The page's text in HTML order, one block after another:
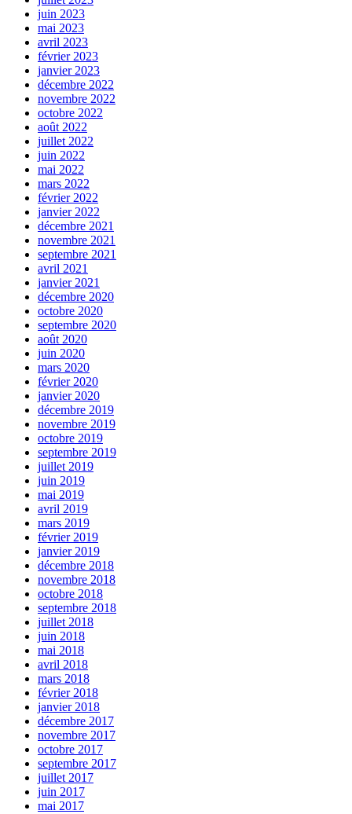
juin 2023
mai 2023
avril 2023
février 2023
janvier 2023
décembre 2022
novembre 2022
octobre 2022
août 2022
juillet 2022
juin 2022
mai 2022
mars 2022
février 2022
janvier 2022
décembre 2021
novembre 2021
septembre 2021
avril 2021
janvier 2021
décembre 2020
octobre 2020
septembre 2020
août 2020
juin 2020
mars 2020
février 2020
janvier 2020
décembre 2019
novembre 2019
octobre 2019
septembre 2019
juillet 2019
juin 2019
mai 2019
avril 2019
mars 2019
février 2019
janvier 2019
décembre 2018
novembre 2018
octobre 2018
septembre 2018
juillet 2018
juin 2018
mai 2018
avril 2018
mars 2018
février 2018
janvier 2018
décembre 2017
novembre 2017
octobre 2017
septembre 2017
juillet 2017
juin 2017
mai 2017